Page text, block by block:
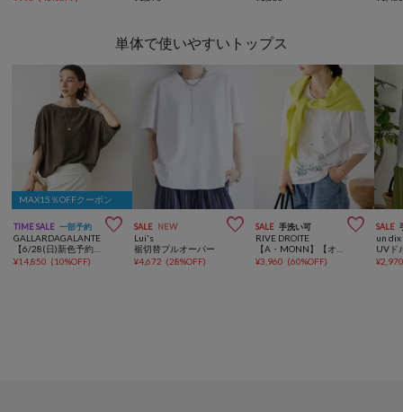
単体で使いやすいトップス
MAX15％OFFクーポン
TIME SALE 一部予約 
GALLARDAGALANTE
¥14,850 (10%OFF)
SALE NEW 
Lui's
裾切替プルオーバー
¥4,672 (28%OFF)
SALE 手洗い可 
RIVE DROITE
¥3,960 (60%OFF)
SALE
un dix
¥